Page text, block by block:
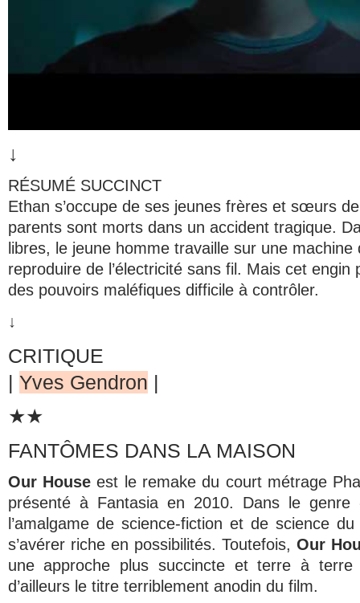
↓
RÉSUMÉ SUCCINCT
Ethan s’occupe de ses jeunes frères et sœurs
parents sont morts dans un accident tragique.
libres, le jeune homme travaille sur une machine
reproduire de l’électricité sans fil. Mais cet engin
des pouvoirs maléfiques difficile à contrôler.
↓
CRITIQUE
| Yves Gendron |
★★
FANTÔMES DANS LA MAISON
Our Houseest le remake du court métrage
présenté à Fantasia en 2010. Dans le
l’amalgame de science-fiction et de science
s’avérer riche en possibilités. Toutefois,Our
une approche plus succincte et terre à terre
d’ailleurs le titre terriblement anodin du film.